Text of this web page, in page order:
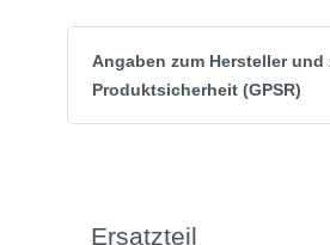
Angaben zum Hersteller und
Produktsicherheit (GPSR)
Ersatzteil